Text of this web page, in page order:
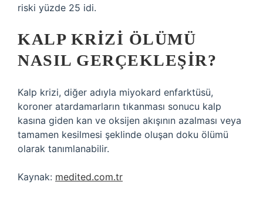
riski yüzde 25 idi.
KALP KRIZI ÖLÜMÜ
NASIL GERÇEKLEŞIR?
Kalp krizi, diğer adıyla miyokard enfarktüsü,
koroner atardamarların tıkanması sonucu kalp
kasına giden kan ve oksijen akışının azalması veya
tamamen kesilmesi şeklinde oluşan doku ölümü
olarak tanımlanabilir.
Kaynak: medited.com.tr